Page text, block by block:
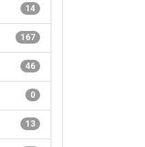
14
167
46
0
13